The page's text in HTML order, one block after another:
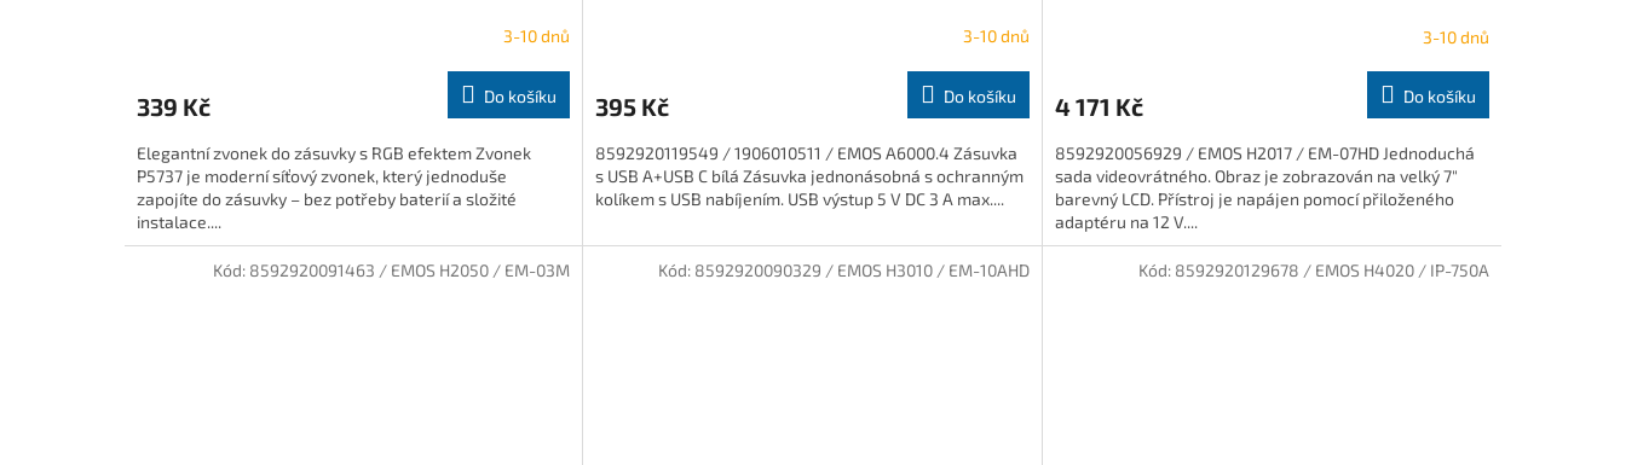
3-10 dnů
339 Kč Do košíku
Elegantní zvonek do zásuvky s RGB efektem Zvonek
P5737 je moderní síťový zvonek, který jednoduše
zapojíte do zásuvky – bez potřeby baterií a složité
instalace....
3-10 dnů
395 Kč Do košíku
8592920119549 / 1906010511 / EMOS A6000.4 Zásuvka
s USB A+USB C bílá Zásuvka jednonásobná s ochranným
kolíkem s USB nabíjením. USB výstup 5 V DC 3 A max....
3-10 dnů
4 171 Kč Do košíku
8592920056929 / EMOS H2017 / EM-07HD Jednoduchá
sada videovrátného. Obraz je zobrazován na velký 7"
barevný LCD. Přístroj je napájen pomocí přiloženého
adaptéru na 12 V....
Kód: 8592920091463 / EMOS H2050 / EM-03M Kód: 8592920090329 / EMOS H3010 / EM-10AHD Kód: 8592920129678 / EMOS H4020 / IP-750A